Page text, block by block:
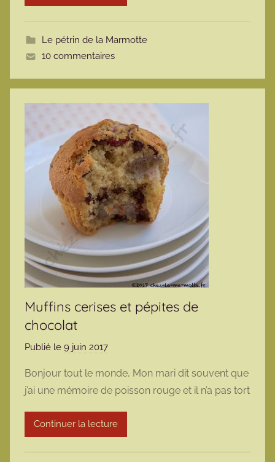
t
Le pétrin de la Marmotte
10 commentaires
Muffins cerises et pépites de
chocolat
Publié le 9 juin 2017
r
m
a
r
Bonjour tout le monde, Mon mari dit souvent que
j’ai une mémoire de poisson rouge et il n’a pas tort
Continuer la lecture